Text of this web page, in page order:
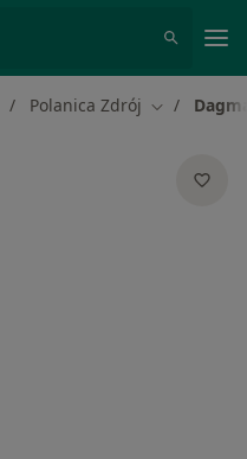
Polanica Zdrój Zmień